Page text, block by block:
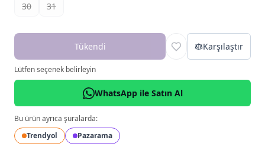
30
31
Tükendi Karşılaştır
Lütfen seçenek belirleyin
WhatsApp ile Satın Al
Bu ürün ayrıca şuralarda:
Trendyol
Pazarama